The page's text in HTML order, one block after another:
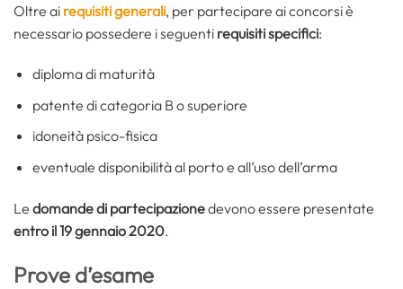
Oltre ai requisiti generali, per partecipare ai concorsi è
necessario possedere i seguenti requisiti specifici:
diploma di maturità
patente di categoria B o superiore
idoneità psico-fisica
eventuale disponibilità al porto e all’uso dell’arma
Le domande di partecipazionedevono essere presentate
entro il 19 gennaio 2020.
Prove d’esame